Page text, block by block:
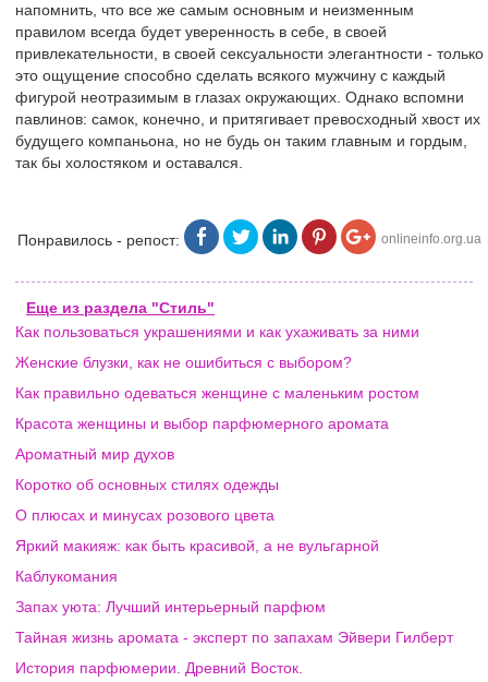
напомнить, что все же самым основным и неизменным
правилом всегда будет уверенность в себе, в своей
привлекательности, в своей сексуальности элегантности - только
это ощущение способно сделать всякого мужчину с каждый
фигурой неотразимым в глазах окружающих. Однако вспомни
павлинов: самок, конечно, и притягивает превосходный хвост их
будущего компаньона, но не будь он таким главным и гордым,
так бы холостяком и оставался.
Понравилось - репост: onlineinfo.org.ua
Еще из раздела "Стиль"
Как пользоваться украшениями и как ухаживать за ними
Женские блузки, как не ошибиться с выбором?
Как правильно одеваться женщине с маленьким ростом
Красота женщины и выбор парфюмерного аромата
Ароматный мир духов
Коротко об основных стилях одежды
О плюсах и минусах розового цвета
Яркий макияж: как быть красивой, а не вульгарной
Каблукомания
Запах уюта: Лучший интерьерный парфюм
Тайная жизнь аромата - эксперт по запахам Эйвери Гилберт
История парфюмерии. Древний Восток.